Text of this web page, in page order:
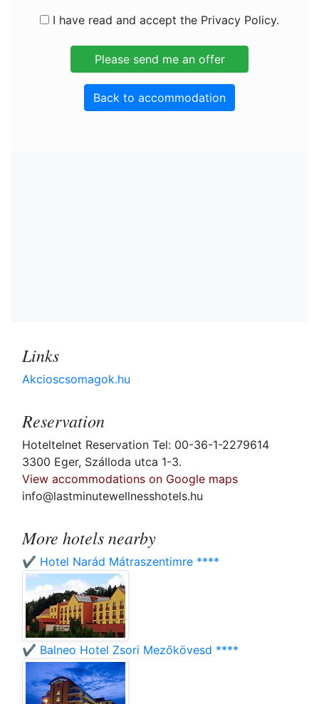
I have read and accept the Privacy Policy.
Back to accommodation
Links
Akcioscsomagok.hu
Reservation
Hoteltelnet Reservation Tel: 00-36-1-2279614
3300 Eger, Szálloda utca 1-3.
View accommodations on Google maps
info@lastminutewellnesshotels.hu
More hotels nearby
✔️ Hotel Narád Mátraszentimre ****
✔️ Balneo Hotel Zsori Mezőkövesd ****